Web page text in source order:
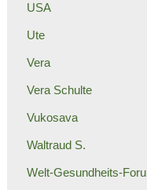
USA
Ute
Vera
Vera Schulte
Vukosava
Waltraud S.
Welt-Gesundheits-